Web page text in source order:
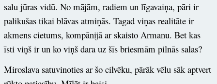
salu jūras vidū. No mājām, radiem un līgavaiņa, pāri ir
palikušas tikai blāvas atmiņās. Tagad viņas realitāte ir
akmens cietums, kompānijā ar skaisto Armanu. Bet kas
īsti viņš ir un ko viņš dara uz šīs briesmām pilnās salas?
Miroslava satuvinoties ar šo cilvēku, pārāk vēlu sāk aptvert